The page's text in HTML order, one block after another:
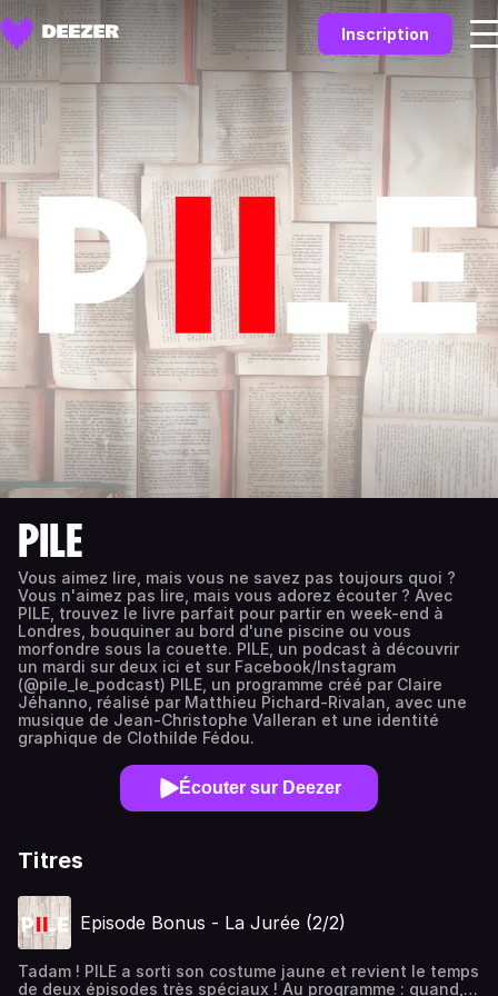
Inscription
PILE
Vous aimez lire, mais vous ne savez pas toujours quoi ?
Vous n'aimez pas lire, mais vous adorez écouter ? Avec
PILE, trouvez le livre parfait pour partir en week-end à
Londres, bouquiner au bord d'une piscine ou vous
morfondre sous la couette. PILE, un podcast à découvrir
un mardi sur deux ici et sur Facebook/Instagram
(@pile_le_podcast) PILE, un programme créé par Claire
Jéhanno, réalisé par Matthieu Pichard-Rivalan, avec une
musique de Jean-Christophe Valleran et une identité
graphique de Clothilde Fédou.
Écouter sur Deezer
Titres
Episode Bonus - La Jurée (2/2)
Tadam ! PILE a sorti son costume jaune et revient le temps
de deux épisodes très spéciaux ! Au programme : quand,